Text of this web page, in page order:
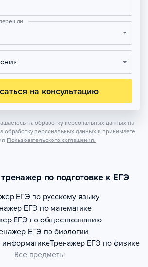
на консультацию
на обработку персональных данных на
обработку персональных данных и принимаете
Пользовательского соглашения.
по подготовке к ЕГЭ
ЕГЭ по русскому языку
ЕГЭ по математике
ЕГЭ по обществознанию
ЕГЭ по биологии
информатикеТренажер ЕГЭ по физике
Все предметы